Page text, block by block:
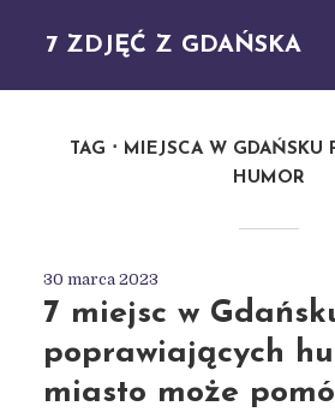
7 ZDJĘĆ Z GDAŃSKA
TAG
MIEJSCA W GDAŃSKU
HUMOR
30 marca 2023
7 miejsc w
poprawiających
miasto może